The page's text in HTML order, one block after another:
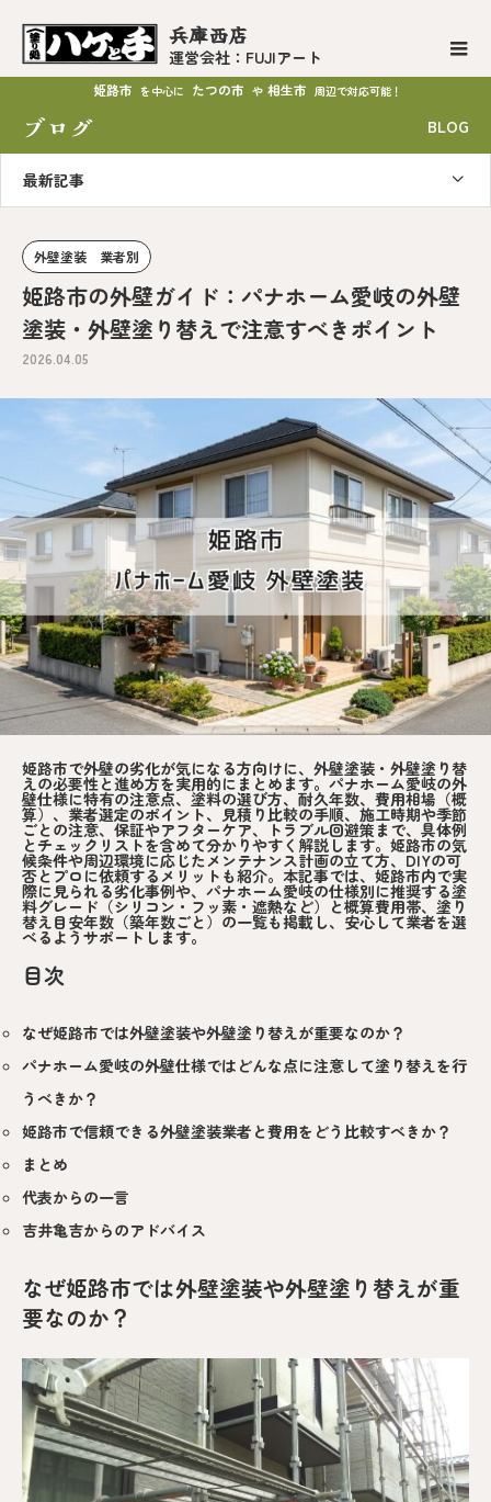
兵庫西店
運営会社：FUJIアート
姫路市 を中心に たつの市 や 相生市 周辺で対応可能！
ブログ BLOG
最新記事
外壁塗装 業者別
姫路市の外壁ガイド：パナホーム愛岐の外壁
塗装・外壁塗り替えで注意すべきポイント
2026.04.05
姫路市で外壁の劣化が気になる方向けに、外壁塗装・外壁塗り替
えの必要性と進め方を実用的にまとめます。パナホーム愛岐の外
壁仕様に特有の注意点、塗料の選び方、耐久年数、費用相場（概
算）、業者選定のポイント、見積り比較の手順、施工時期や季節
ごとの注意、保証やアフターケア、トラブル回避策まで、具体例
とチェックリストを含めて分かりやすく解説します。姫路市の気
候条件や周辺環境に応じたメンテナンス計画の立て方、DIYの可
否とプロに依頼するメリットも紹介。本記事では、姫路市内で実
際に見られる劣化事例や、パナホーム愛岐の仕様別に推奨する塗
料グレード（シリコン・フッ素・遮熱など）と概算費用帯、塗り
替え目安年数（築年数ごと）の一覧も掲載し、安心して業者を選
べるようサポートします。
目次
なぜ姫路市では外壁塗装や外壁塗り替えが重要なのか？
パナホーム愛岐の外壁仕様ではどんな点に注意して塗り替えを行
うべきか？
姫路市で信頼できる外壁塗装業者と費用をどう比較すべきか？
まとめ
代表からの一言
吉井亀吉からのアドバイス
なぜ姫路市では外壁塗装や外壁塗り替えが重
要なのか？